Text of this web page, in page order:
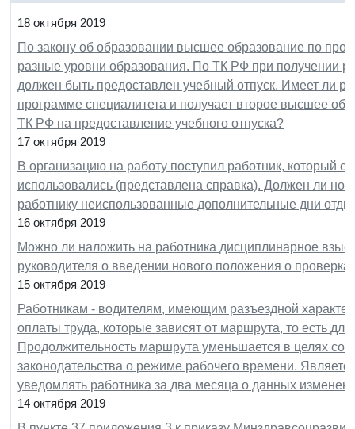
18 октября 2019
По закону об образовании высшее образование по
разные уровни образования. По ТК РФ при получении
должен быть предоставлен учебный отпуск. Имеет ли
программе специалитета и получает второе высшее
ТК РФ на предоставление учебного отпуска?
17 октября 2019
В организацию на работу поступил работник, который
использовались (представлена справка). Должен ли
работнику неиспользованные дополнительные дни
16 октября 2019
Можно ли наложить на работника дисциплинарное
руководителя о введении нового положения о
15 октября 2019
Работникам - водителям, имеющим разъездной
оплаты труда, которые зависят от маршрута, то есть
Продолжительность маршрута уменьшается в целях
законодательства о режиме рабочего времени.
уведомлять работника за два месяца о данных
14 октября 2019